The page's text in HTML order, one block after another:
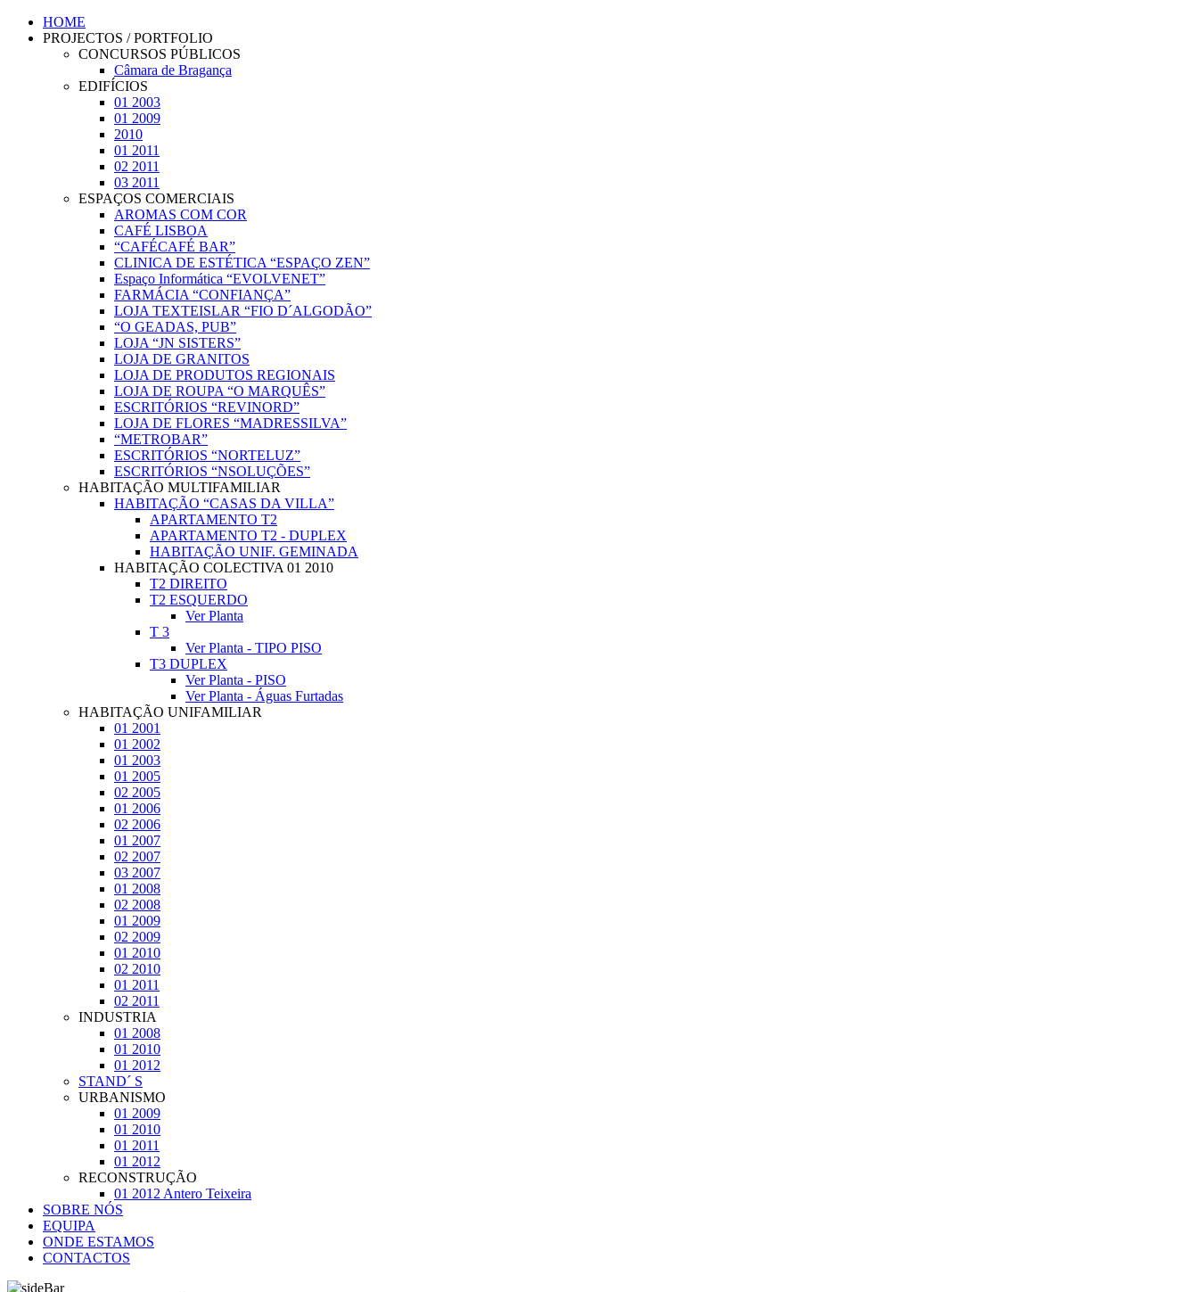
HOME
PROJECTOS / PORTFOLIO
CONCURSOS PÚBLICOS
Câmara de Bragança
EDIFÍCIOS
01 2003
01 2009
2010
01 2011
02 2011
03 2011
ESPAÇOS COMERCIAIS
AROMAS COM COR
CAFÉ LISBOA
“CAFÉCAFÉ BAR”
CLINICA DE ESTÉTICA “ESPAÇO ZEN”
Espaço Informática “EVOLVENET”
FARMÁCIA “CONFIANÇA”
LOJA TEXTEISLAR “FIO D´ALGODÃO”
“O GEADAS, PUB”
LOJA “JN SISTERS”
LOJA DE GRANITOS
LOJA DE PRODUTOS REGIONAIS
LOJA DE ROUPA “O MARQUÊS”
ESCRITÓRIOS “REVINORD”
LOJA DE FLORES “MADRESSILVA”
“METROBAR”
ESCRITÓRIOS “NORTELUZ”
ESCRITÓRIOS “NSOLUÇÕES”
HABITAÇÃO MULTIFAMILIAR
HABITAÇÃO “CASAS DA VILLA”
APARTAMENTO T2
APARTAMENTO T2 - DUPLEX
HABITAÇÃO UNIF. GEMINADA
HABITAÇÃO COLECTIVA 01 2010
T2 DIREITO
T2 ESQUERDO
Ver Planta
T 3
Ver Planta - TIPO PISO
T3 DUPLEX
Ver Planta - PISO
Ver Planta - Águas Furtadas
HABITAÇÃO UNIFAMILIAR
01 2001
01 2002
01 2003
01 2005
02 2005
01 2006
02 2006
01 2007
02 2007
03 2007
01 2008
02 2008
01 2009
02 2009
01 2010
02 2010
01 2011
02 2011
INDUSTRIA
01 2008
01 2010
01 2012
STAND´ S
URBANISMO
01 2009
01 2010
01 2011
01 2012
RECONSTRUÇÃO
01 2012 Antero Teixeira
SOBRE NÓS
EQUIPA
ONDE ESTAMOS
CONTACTOS